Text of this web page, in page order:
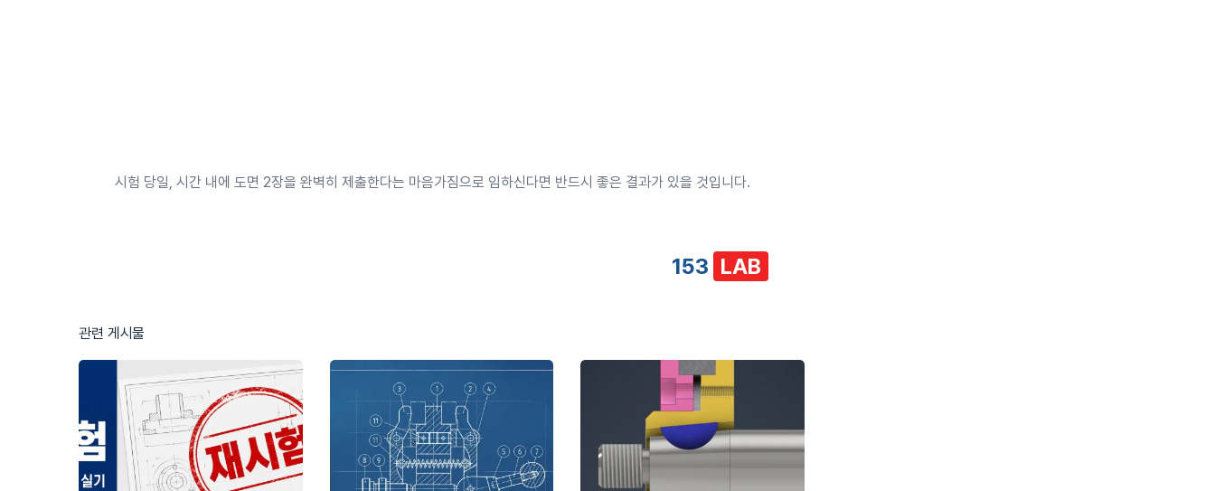
시험 당일, 시간 내에 도면 2장을 완벽히 제출한다는 마음가짐으로 임하신다면 반드시 좋은 결과가 있을 것입니다.
153 LAB
관련 게시물